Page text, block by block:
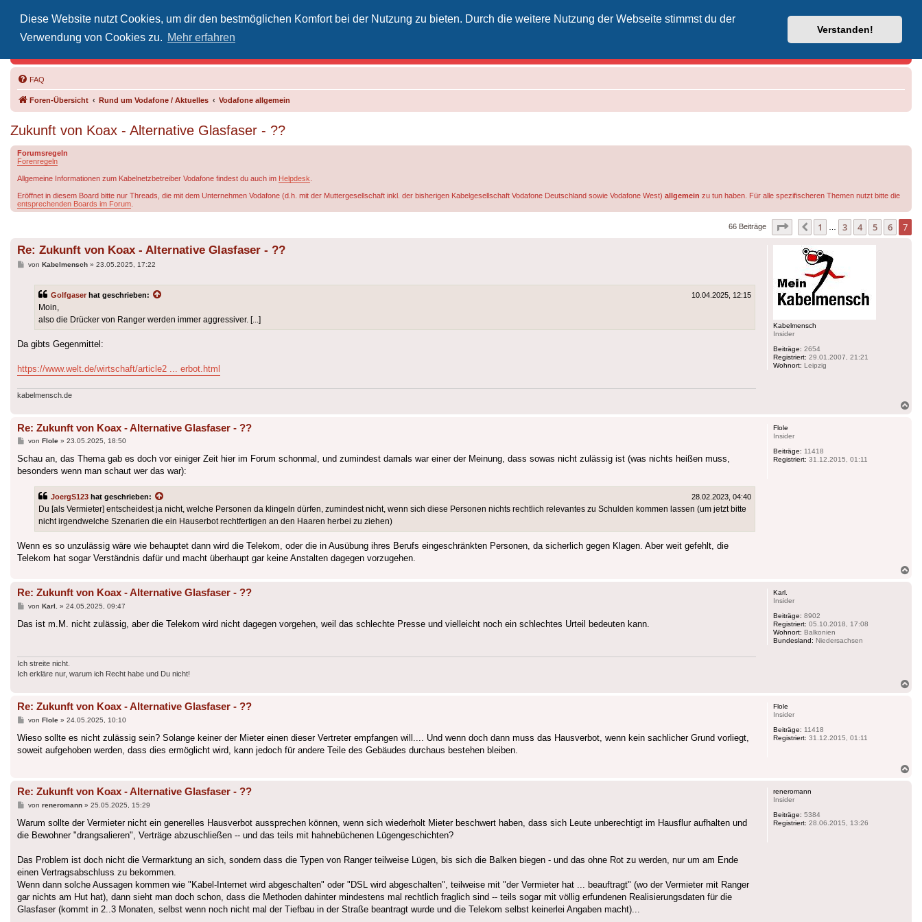
Diese Website nutzt Cookies, um dir den bestmöglichen Komfort bei der Nutzung zu bieten. Durch die weitere Nutzung der Webseite stimmst du der
Verwendung von Cookies zu. Mehr erfahren
Verstanden!
Vodafone-Kabel-Helpdesk
FAQ
Foren-Übersicht Rund um Vodafone / Aktuelles Vodafone allgemein
Zukunft von Koax - Alternative Glasfaser - ??
Forumsregeln
Forenregeln
Allgemeine Informationen zum Kabelnetzbetreiber Vodafone findest du auch im Helpdesk
Eröffnet in diesem Board bitte nur Threads, die mit dem Unternehmen Vodafone (d.h. mit der Muttergesellschaft inkl. der bisherigen Kabelgesellschaft Vodafone Deutschland sowie Vodafone West) allgemein zu tun haben. Für alle spezifischeren Themen nutzt bitte die
entsprechenden Boards im Forum
66 Beiträge Seite von
Vorherige
1 3 4 5 6 7
Kabelmensch
Insider
Beiträge: 2654
Registriert: 29.01.2007, 21:21
Wohnort: Leipzig
Re: Zukunft von Koax - Alternative Glasfaser - ??
Beitrag
von Kabelmensch» 23.05.2025, 17:22
Golfgaser hat geschrieben: 10.04.2025, 12:15
Moin,
also die Drücker von Ranger werden immer aggressiver. [...]
Da gibts Gegenmittel:
https://www.welt.de/wirtschaft/article2 ... erbot.html
kabelmensch.de
Flole
Insider
Beiträge: 11418
Registriert: 31.12.2015, 01:11
Re: Zukunft von Koax - Alternative Glasfaser - ??
Beitrag
von Flole» 23.05.2025, 18:50
Schau an, das Thema gab es doch vor einiger Zeit hier im Forum schonmal, und zumindest damals war einer der Meinung, dass sowas nicht zulässig ist (was nichts heißen muss,
besonders wenn man schaut wer das war):
JoergS123 hat geschrieben: 28.02.2023, 04:40
Du [als Vermieter] entscheidest ja nicht, welche Personen da klingeln dürfen, zumindest nicht, wenn sich diese Personen nichts rechtlich relevantes zu Schulden kommen lassen (um jetzt bitte
nicht irgendwelche Szenarien die ein Hauserbot rechtfertigen an den Haaren herbei zu ziehen)
Wenn es so unzulässig wäre wie behauptet dann wird die Telekom, oder die in Ausübung ihres Berufs eingeschränkten Personen, da sicherlich gegen Klagen. Aber weit gefehlt, die
Telekom hat sogar Verständnis dafür und macht überhaupt gar keine Anstalten dagegen vorzugehen.
Karl.
Insider
Beiträge: 8902
Registriert: 05.10.2018, 17:08
Wohnort: Balkonien
Bundesland: Niedersachsen
Re: Zukunft von Koax - Alternative Glasfaser - ??
Beitrag
von Karl. » 24.05.2025, 09:47
Das ist m.M. nicht zulässig, aber die Telekom wird nicht dagegen vorgehen, weil das schlechte Presse und vielleicht noch ein schlechtes Urteil bedeuten kann.
Ich streite nicht.
Ich erkläre nur, warum ich Recht habe und Du nicht!
Flole
Insider
Beiträge: 11418
Registriert: 31.12.2015, 01:11
Re: Zukunft von Koax - Alternative Glasfaser - ??
Beitrag
von Flole» 24.05.2025, 10:10
Wieso sollte es nicht zulässig sein? Solange keiner der Mieter einen dieser Vertreter empfangen will.... Und wenn doch dann muss das Hausverbot, wenn kein sachlicher Grund vorliegt,
soweit aufgehoben werden, dass dies ermöglicht wird, kann jedoch für andere Teile des Gebäudes durchaus bestehen bleiben.
reneromann
Insider
Beiträge: 5384
Registriert: 28.06.2015, 13:26
Re: Zukunft von Koax - Alternative Glasfaser - ??
Beitrag
von reneromann» 25.05.2025, 15:29
Warum sollte der Vermieter nicht ein generelles Hausverbot aussprechen können, wenn sich wiederholt Mieter beschwert haben, dass sich Leute unberechtigt im Hausflur aufhalten und
die Bewohner "drangsalieren", Verträge abzuschließen -- und das teils mit hahnebüchenen Lügengeschichten?
Das Problem ist doch nicht die Vermarktung an sich, sondern dass die Typen von Ranger teilweise Lügen, bis sich die Balken biegen - und das ohne Rot zu werden, nur um am Ende
einen Vertragsabschluss zu bekommen.
Wenn dann solche Aussagen kommen wie "Kabel-Internet wird abgeschalten" oder "DSL wird abgeschalten", teilweise mit "der Vermieter hat ... beauftragt" (wo der Vermieter mit Ranger
gar nichts am Hut hat), dann sieht man doch schon, dass die Methoden dahinter mindestens mal rechtlich fraglich sind -- teils sogar mit völlig erfundenen Realisierungsdaten für die
Glasfaser (kommt in 2..3 Monaten, selbst wenn noch nicht mal der Tiefbau in der Straße beantragt wurde und die Telekom selbst keinerlei Angaben macht)...